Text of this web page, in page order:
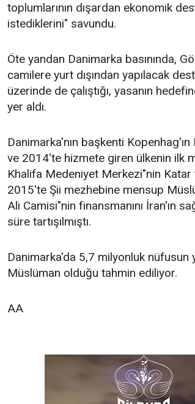
toplumlarının dışardan ekonomik
istediklerini" savundu.
Öte yandan Danimarka basınında,
camilere yurt dışından yapılacak
üzerinde de çalıştığı, yasanın
yer aldı.
Danimarka'nın başkenti
ve 2014'te hizmete giren ülkenin ilk
Khalifa Medeniyet Merkezi"nin
2015'te Şii mezhebine mensup
Ali Camisi"nin finansmanını İran'ın
süre tartışılmıştı.
Danimarka'da 5,7 milyonluk nüfusun
Müslüman olduğu tahmin ediliyor.
AA